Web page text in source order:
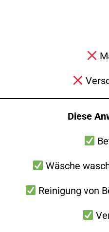
Diese
Wäsche
Reinigung von